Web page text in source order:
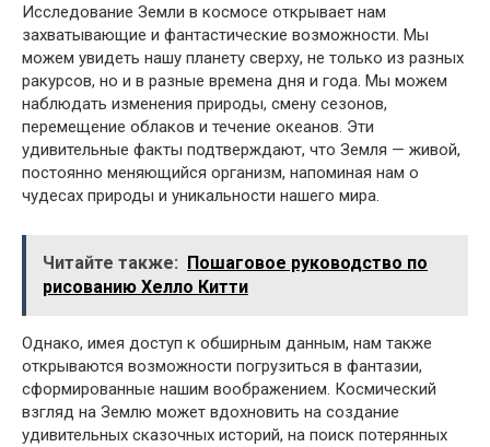
Исследование Земли в космосе открывает нам
захватывающие и фантастические возможности. Мы
можем увидеть нашу планету сверху, не только из разных
ракурсов, но и в разные времена дня и года. Мы можем
наблюдать изменения природы, смену сезонов,
перемещение облаков и течение океанов. Эти
удивительные факты подтверждают, что Земля — живой,
постоянно меняющийся организм, напоминая нам о
чудесах природы и уникальности нашего мира.
Читайте также:
Пошаговое руководство по
рисованию Хелло Китти
Однако, имея доступ к обширным данным, нам также
открываются возможности погрузиться в фантазии,
сформированные нашим воображением. Космический
взгляд на Землю может вдохновить на создание
удивительных сказочных историй, на поиск потерянных